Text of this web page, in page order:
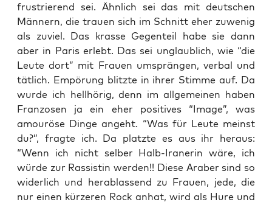
frus­trie­rend sei. Ähn­lich sei das mit deut­schen
Män­nern, die trau­en sich im Schnitt eher zuwe­nig
als zuviel. Das kras­se Gegen­teil habe sie dann
aber in Paris erlebt. Das sei unglaub­lich, wie “die
Leu­te dort” mit Frau­en umsprän­gen, ver­bal und
tät­lich. Empö­rung blitz­te in ihrer Stim­me auf. Da
wur­de ich hell­hö­rig, denn im all­ge­mei­nen haben
Fran­zo­sen ja ein eher posi­ti­ves “Image”, was
amou­rö­se Din­ge angeht. “Was für Leu­te meinst
du?”, frag­te ich. Da platz­te es aus ihr her­aus:
“Wenn ich nicht sel­ber Halb-Ira­ne­rin wäre, ich
wür­de zur Ras­sis­tin wer­den!! Die­se Ara­ber sind so
wider­lich und her­ab­las­send zu Frau­en, jede, die
nur einen kür­ze­ren Rock anhat, wird als Hure und